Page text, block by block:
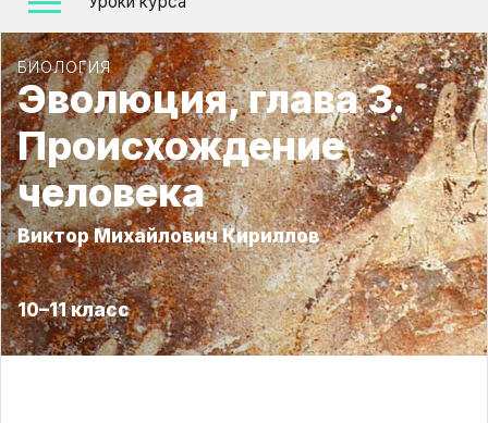
БИОЛОГИЯ
Эволюция, глава 3.
Происхождение
человека
Виктор Михайлович Кириллов
10–11 класс